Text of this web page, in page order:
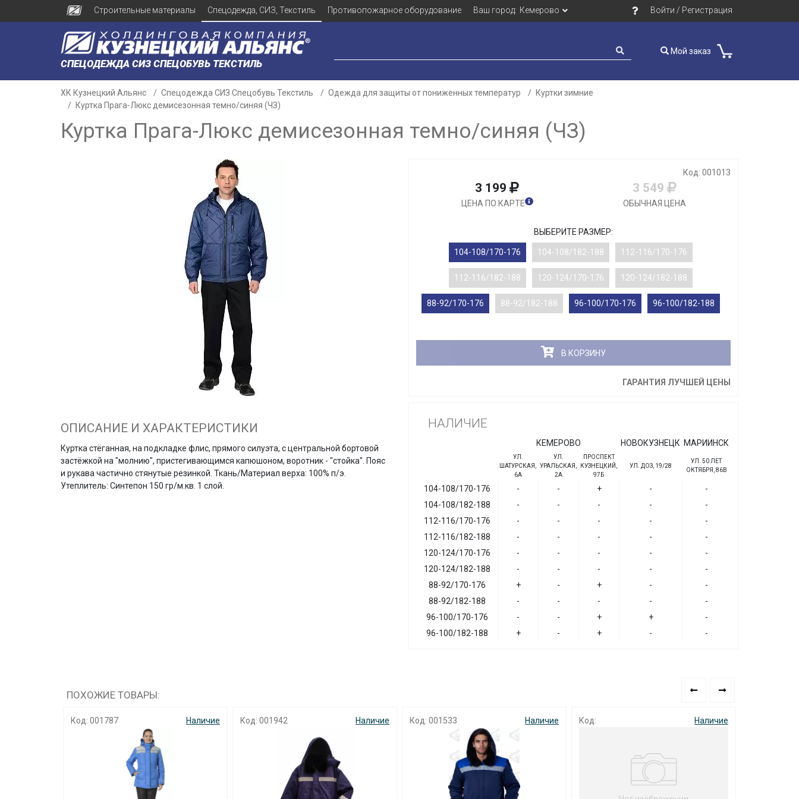
Строительные материалы Спецодежда, СИЗ, Текстиль Противопожарное оборудование Ваш город: Кемерово Войти / Регистрация
СПЕЦОДЕЖДА СИЗ СПЕЦОБУВЬ ТЕКСТИЛЬ
Мой заказ
ХК Кузнецкий Альянс Спецодежда СИЗ Спецобувь Текстиль Одежда для защиты от пониженных температур
Куртки зимние
Куртка Прага-Люкс демисезонная темно/синяя (ЧЗ)
Куртка Прага-Люкс демисезонная темно/синяя (ЧЗ)
Код: 001013
3 199
ЦЕНА ПО КАРТЕ
3 549
ОБЫЧНАЯ ЦЕНА
ВЫБЕРИТЕ РАЗМЕР:
104-108/170-176 104-108/182-188 112-116/170-176
112-116/182-188 120-124/170-176 120-124/182-188
88-92/170-176 88-92/182-188 96-100/170-176 96-100/182-188
В КОРЗИНУ
ГАРАНТИЯ ЛУЧШЕЙ ЦЕНЫ
ОПИСАНИЕ И ХАРАКТЕРИСТИКИ
Куртка стёганная, на подкладке флис, прямого силуэта, с центральной бортовой
застёжкой на "молнию", пристегивающимся капюшоном, воротник - "стойка". Пояс
и рукава частично стянутые резинкой. Ткань/Материал верха: 100% п/э.
Утеплитель: Синтепон 150 гр/м.кв. 1 слой.
НАЛИЧИЕ
КЕМЕРОВО НОВОКУЗНЕЦК МАРИИНСК
УЛ.
ШАТУРСКАЯ,
6А
УЛ.
УРАЛЬСКАЯ,
2А
ПРОСПЕКТ
КУЗНЕЦКИЙ,
97Б
УЛ. ДОЗ, 19/28
УЛ. 50 ЛЕТ
ОКТЯБРЯ, 86В
104-108/170-176 - - + -
-
104-108/182-188
- - - -
-
112-116/170-176
- - - -
-
112-116/182-188
- - - -
-
120-124/170-176
- - - -
-
120-124/182-188
- - - -
-
88-92/170-176
+ - + -
-
88-92/182-188
- - - -
-
96-100/170-176
- - + +
-
96-100/182-188
+ - + - -
ПОХОЖИЕ ТОВАРЫ:
Код: 001942 Наличие Код: 001533 Наличие Код: Наличие Код: 002068 Наличие